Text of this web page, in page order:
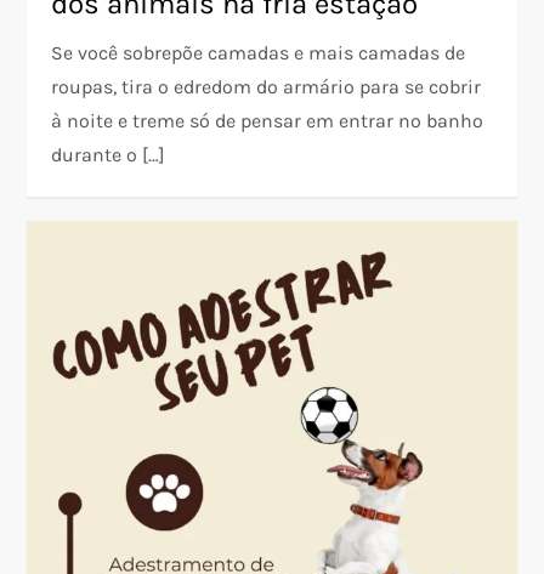
Se você sobrepõe camadas e mais camadas de
roupas, tira o edredom do armário para se cobrir
à noite e treme só de pensar em entrar no banho
durante o […]